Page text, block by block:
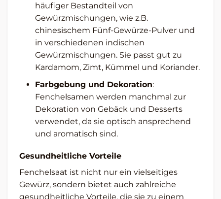
häufiger Bestandteil von
Gewürzmischungen, wie z.B.
chinesischem Fünf-Gewürze-Pulver und
in verschiedenen indischen
Gewürzmischungen. Sie passt gut zu
Kardamom, Zimt, Kümmel und Koriander.
Farbgebung und Dekoration:
Fenchelsamen werden manchmal zur
Dekoration von Gebäck und Desserts
verwendet, da sie optisch ansprechend
und aromatisch sind.
Gesundheitliche Vorteile
Fenchelsaat ist nicht nur ein vielseitiges
Gewürz, sondern bietet auch zahlreiche
gesundheitliche Vorteile, die sie zu einem